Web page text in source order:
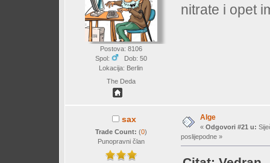
Postova: 8106
Spol:
Dob: 50
Lokacija: Berlin
The Deda
nitrate i opet
sax
Trade Count: (0)
Punopravni član
Alge
« Odgovori #21 u:
poslijepodne »